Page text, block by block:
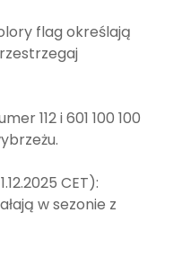
flag określają
112 i 601 100 100
CET):
w sezonie z